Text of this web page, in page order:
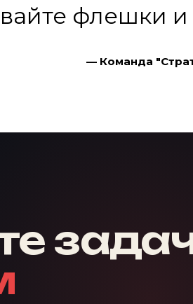
флешки и
— Команда